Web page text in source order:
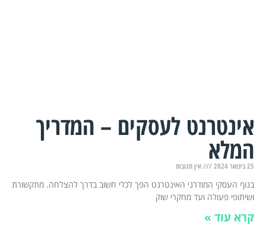
אינטרנט לעסקים – המדריך
המלא
25 בינואר 2024 אין תגובות
בנוף העסקי המודרני האינטרנט הפך לכלי חשוב בדרך להצלחה. מתקשורת
ושיתופי פעולה ועד מחקרי שוק
קרא עוד »